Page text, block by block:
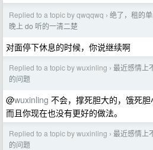
Replied to a topic by qwqqwq › 绝了，租的
晚上 do 听的一清二楚
对面停下休息的时候，你说继续啊
Replied to a topic by wuxinling › 最近感情上
的问题
@wuxinling 不会，撑死胆大的，饿死胆
而且你现在也没有更好的做法。
Replied to a topic by wuxinling › 最近感情上
的问题